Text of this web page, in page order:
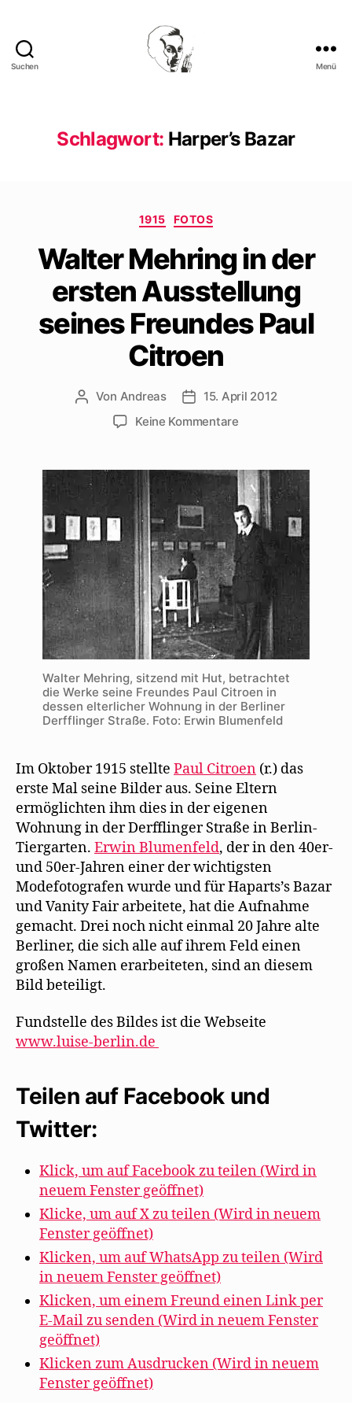
Suchen Menü
Schlagwort: Harper’s Bazar
Kategorien
1915 FOTOS
Walter Mehring in der
ersten Ausstellung
seines Freundes Paul
Citroen
Beitragsautor
Von Andreas Beitragsdatum
15. April 2012
Keine Kommentarezu
in
der
ersten
Ausstellung
seines
Freundes
Paul
Citroen
Walter Mehring, sitzend mit Hut, betrachtet
die Werke seine Freundes Paul Citroen in
dessen elterlicher Wohnung in der Berliner
Derfflinger Straße. Foto: Erwin Blumenfeld
Im Oktober 1915 stellte Paul Citroen (r.) das
erste Mal seine Bilder aus. Seine Eltern
ermöglichten ihm dies in der eigenen
Wohnung in der Derfflinger Straße in Berlin-
Tiergarten. Erwin Blumenfeld, der in den 40er-
und 50er-Jahren einer der wichtigsten
Modefotografen wurde und für Haparts’s Bazar
und Vanity Fair arbeitete, hat die Aufnahme
gemacht. Drei noch nicht einmal 20 Jahre alte
Berliner, die sich alle auf ihrem Feld einen
großen Namen erarbeiteten, sind an diesem
Bild beteiligt.
Fundstelle des Bildes ist die Webseite
www.luise-berlin.de
Teilen auf Facebook und
Twitter:
Klick, um auf Facebook zu teilen (Wird in
neuem Fenster geöffnet)
Klicke, um auf X zu teilen (Wird in neuem
Fenster geöffnet)
Klicken, um auf WhatsApp zu teilen (Wird
in neuem Fenster geöffnet)
Klicken, um einem Freund einen Link per
E-Mail zu senden (Wird in neuem Fenster
geöffnet)
Klicken zum Ausdrucken (Wird in neuem
Fenster geöffnet)